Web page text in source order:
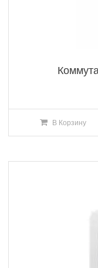
В Корзину